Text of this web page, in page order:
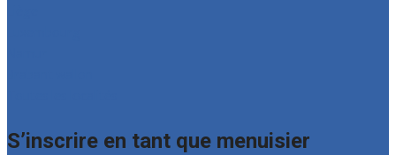
S’inscrire en tant que menuisier